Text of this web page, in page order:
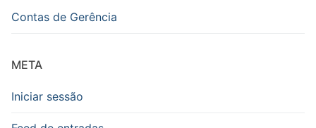
Contas de Gerência
META
Iniciar sessão